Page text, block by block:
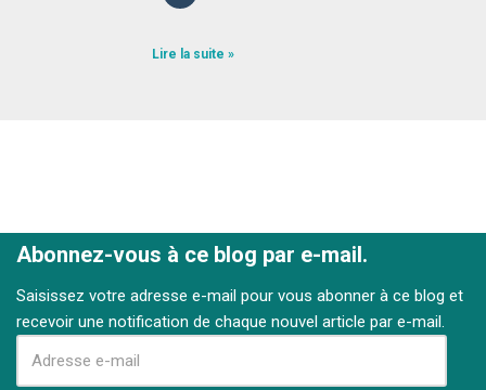
Lire la suite »
Abonnez-vous à ce blog par e-mail.
Saisissez votre adresse e-mail pour vous abonner à ce blog et
recevoir une notification de chaque nouvel article par e-mail.